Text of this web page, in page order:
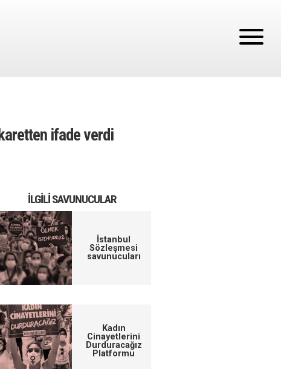
ifade verdi
İLGILI SAVUNUCULAR
İstanbul
Sözleşmesi
savunucuları
Kadın
Cinayetlerini
Durduracağız
Platformu